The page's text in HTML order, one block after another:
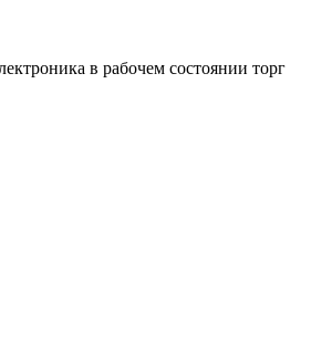
в рабочем состоянии торг